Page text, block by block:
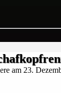
am 23.